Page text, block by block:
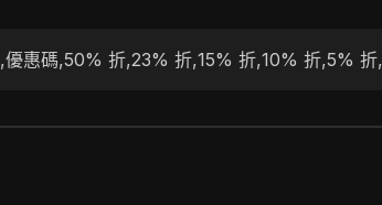
,優惠碼,50% 折,23% 折,15% 折,10% 折,5% 折,